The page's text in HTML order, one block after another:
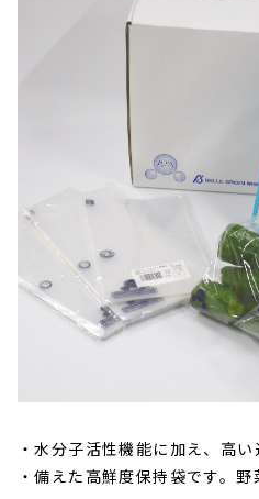
水分子活性機能に加え、高い
備えた 高鮮度保持袋です。野